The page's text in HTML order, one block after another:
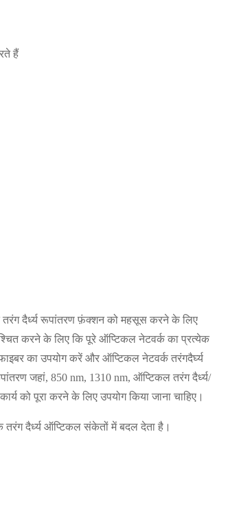
हैं
दैर्ध्य रूपांतरण फ़ंक्शन को महसूस करने के लिए
करने के लिए कि पूरे ऑप्टिकल नेटवर्क का प्रत्येक
का उपयोग करें और ऑप्टिकल नेटवर्क तरंगदैर्घ्य
जहां, 850 nm, 1310 nm, ऑप्टिकल तरंग दैर्ध्य/
को पूरा करने के लिए उपयोग किया जाना चाहिए।
दैर्ध्य ऑप्टिकल संकेतों में बदल देता है।